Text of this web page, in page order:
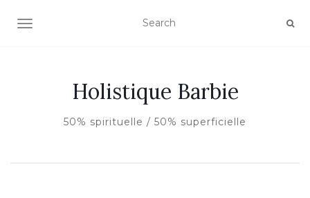
AFFICHER/MASQUER LA NAVIGATION
Holistique Barbie
50% spirituelle / 50% superficielle